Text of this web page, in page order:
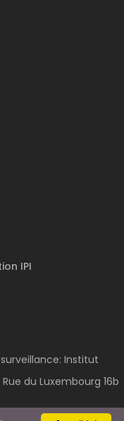
IPI
Institut
du Luxembourg 16b